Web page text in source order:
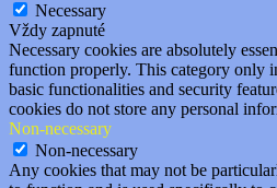
Necessary
Vždy zapnuté
Necessary cookies are absolutely
function properly. This category only
basic functionalities and security
cookies do not store any personal
Non-necessary
Non-necessary
Any cookies that may not be